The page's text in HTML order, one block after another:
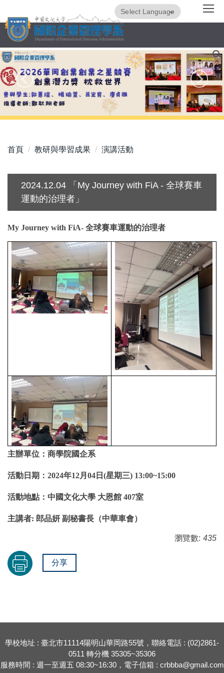
到
主
內
容
區
Translate
首頁 教研與學習成果 演講活動
2024.12.04 「My Journey with FiA - 全球賽車
運動的治理者」
My Journey with FiA- 全球賽車運動的治理者
主辦單位：商學院國企系
活動日期： 2024年12月 04 日 (星期三) 13:00~15:00
活動地點：中國文化大學 大恩館 407室
主講者: 郎品妍 副秘書長（中華車會）
瀏覽數: 435
分享
學校地址 : 臺北市11114陽明山華岡路55號，聯絡電話 : (02)2861-
0511 轉分機 35305~35306
服務時間 : 週一至週五 08:30~16:30，電子信箱 : crbbba@gmail.com